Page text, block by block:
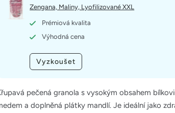
pečená granola s vysokým obsahem
a doplněná plátky mandlí. Je ideální jako
Zengana, Maliny, Lyofilizované XXL
Prémiová kvalita
Výhodná cena
Vyzkoušet